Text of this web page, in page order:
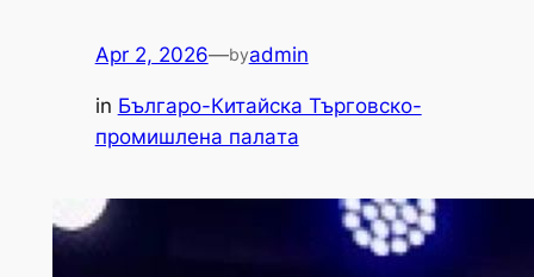
Apr 2, 2026—byadmin
in Българо-Китайска Търговско-
промишлена палaта